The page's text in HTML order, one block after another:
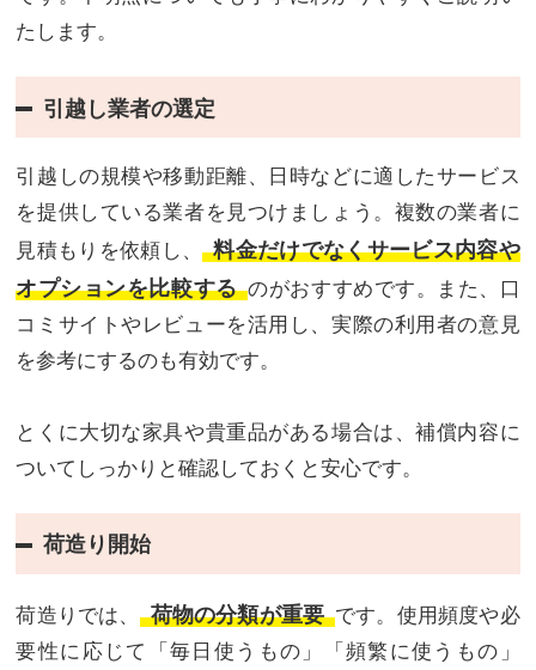
たします。
引越し業者の選定
引越しの規模や移動距離、日時などに適したサービス
を提供している業者を見つけましょう。複数の業者に
見積もりを依頼し、 料金だけでなくサービス内容や
オプションを比較する のがおすすめです。また、口
コミサイトやレビューを活用し、実際の利用者の意見
を参考にするのも有効です。
とくに大切な家具や貴重品がある場合は、補償内容に
ついてしっかりと確認しておくと安心です。
荷造り開始
荷造りでは、 荷物の分類が重要 です。使用頻度や必
要性に応じて「毎日使うもの」「頻繁に使うもの」